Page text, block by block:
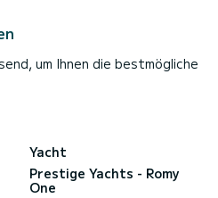
um Ihnen die bestmögliche
Yacht
Prestige Yachts - Romy
One